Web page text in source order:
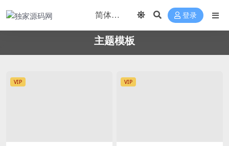
登录
主题模板
VIP VIP